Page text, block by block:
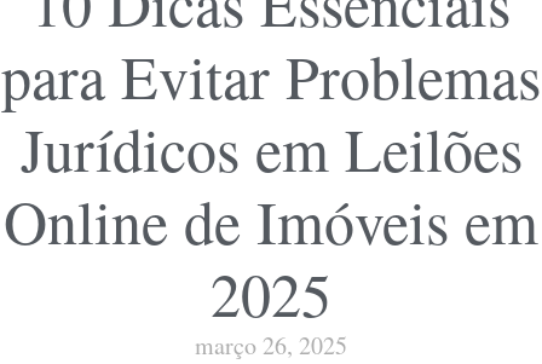
para Evitar Problemas
Jurídicos em Leilões
Online de Imóveis em
2025
março 26, 2025